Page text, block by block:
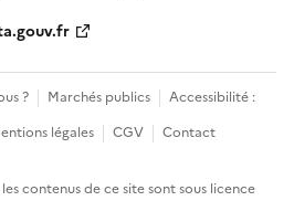
? Marchés publics
Accessibilité :
légales CGV Contact
contenus de ce site sont sous licence